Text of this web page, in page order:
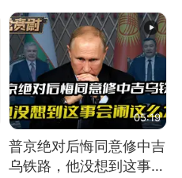
05:19
普京绝对后悔同意修中吉
乌铁路，他没想到这事会